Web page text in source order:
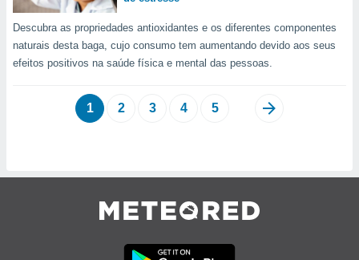
Descubra as propriedades antioxidantes e os diferentes componentes
naturais desta baga, cujo consumo tem aumentando devido aos seus
efeitos positivos na saúde física e mental das pessoas.
1 2 3 4 5